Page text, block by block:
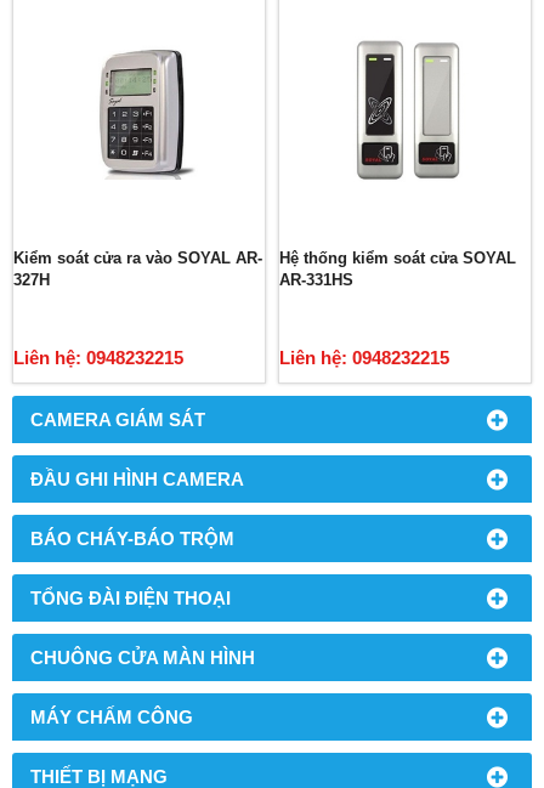
CAMERA GIÁM SÁT
ĐẦU GHI HÌNH CAMERA
BÁO CHÁY-BÁO TRỘM
TỔNG ĐÀI ĐIỆN THOẠI
CHUÔNG CỬA MÀN HÌNH
MÁY CHẤM CÔNG
THIẾT BỊ MẠNG
Kiểm soát cửa ra vào SOYAL AR-
327H
Liên hệ: 0948232215
Hệ thống kiểm soát cửa SOYAL
AR-331HS
Liên hệ: 0948232215